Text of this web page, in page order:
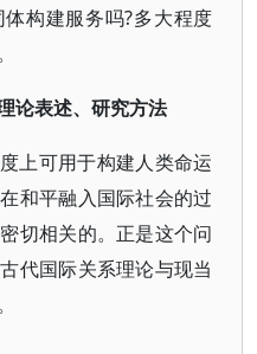
构建服务吗?多大程度
论表述、研究方法
上可用于构建人类命运
和平融入国际社会的过
切相关的。正是这个问
代国际关系理论与现当